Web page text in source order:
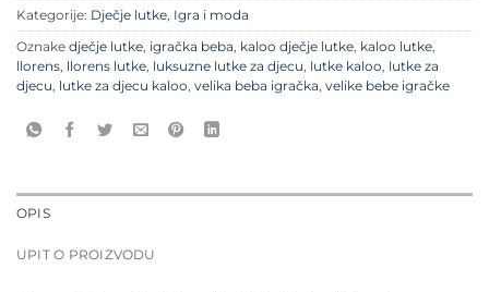
Kategorije: Dječje lutke, Igra i moda
Oznake dječje lutke, igračka beba, kaloo dječje lutke, kaloo lutke,
llorens, llorens lutke, luksuzne lutke za djecu, lutke kaloo, lutke za
djecu, lutke za djecu kaloo, velika beba igračka, velike bebe igračke
OPIS
UPIT O PROIZVODU